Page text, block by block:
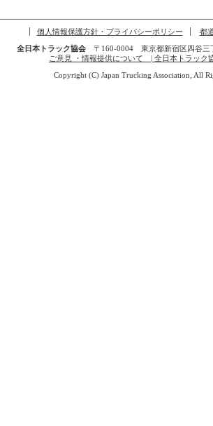
個人情報保護方針・プライバシーポリシー
都
全日本トラック協会〒160-0004 東京都新宿区四谷三
ご意見 ・情報提供について | 全日本トラック
Copyright (C) Japan Trucking Association, All